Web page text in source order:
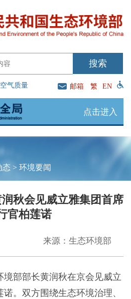
空气质量 邮箱 繁 EN
点击进入
态 > 环境要闻
秋会见威立雅集团首席
官柏莲诺
来源：生态环境部
部部长黄润秋在京会见威立
。双方围绕生态环境治理、